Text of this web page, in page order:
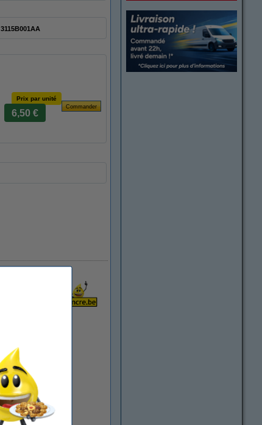
3115B001AA
Prix par unité
6,50 €